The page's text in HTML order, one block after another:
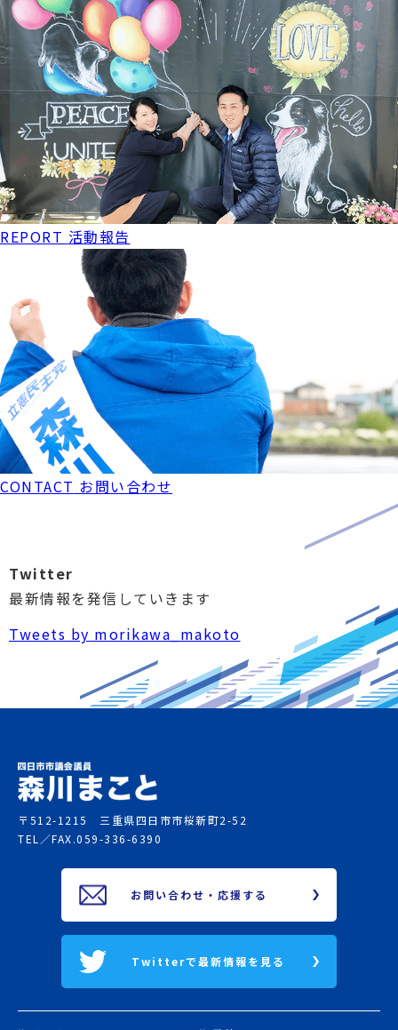
REPORT 活動報告
CONTACT お問い合わせ
Twitter
最新情報を発信していきます
Tweets by morikawa_makoto
〒512-1215 三重県四日市市桜新町2-52
TEL／FAX.059-336-6390
お問い合わせ・応援する
Twitterで最新情報を見る